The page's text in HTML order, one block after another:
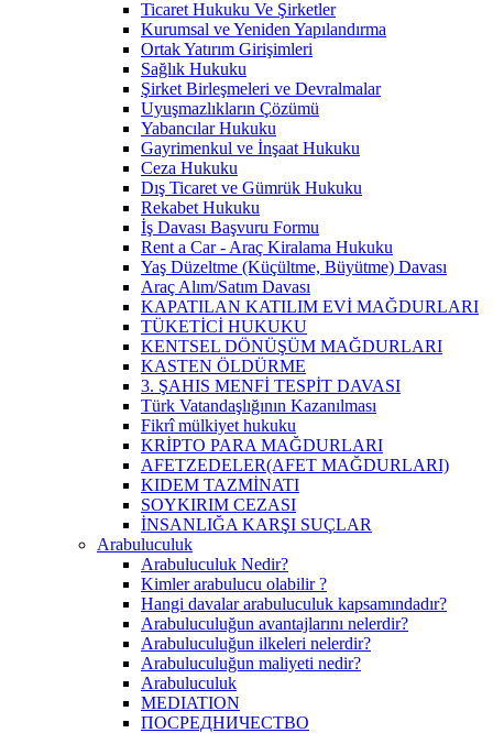
Ticaret Hukuku Ve Şirketler
Kurumsal ve Yeniden Yapılandırma
Ortak Yatırım Girişimleri
Sağlık Hukuku
Şirket Birleşmeleri ve Devralmalar
Uyuşmazlıkların Çözümü
Yabancılar Hukuku
Gayrimenkul ve İnşaat Hukuku
Ceza Hukuku
Dış Ticaret ve Gümrük Hukuku
Rekabet Hukuku
İş Davası Başvuru Formu
Rent a Car - Araç Kiralama Hukuku
Yaş Düzeltme (Küçültme, Büyütme) Davası
Araç Alım/Satım Davası
KAPATILAN KATILIM EVİ MAĞDURLARI
TÜKETİCİ HUKUKU
KENTSEL DÖNÜŞÜM MAĞDURLARI
KASTEN ÖLDÜRME
3. ŞAHIS MENFİ TESPİT DAVASI
Türk Vatandaşlığının Kazanılması
Fikrî mülkiyet hukuku
KRİPTO PARA MAĞDURLARI
AFETZEDELER(AFET MAĞDURLARI)
KIDEM TAZMİNATI
SOYKIRIM CEZASI
İNSANLIĞA KARŞI SUÇLAR
Arabuluculuk
Arabuluculuk Nedir?
Kimler arabulucu olabilir ?
Hangi davalar arabuluculuk kapsamındadır?
Arabuluculuğun avantajlarını nelerdir?
Arabuluculuğun ilkeleri nelerdir?
Arabuluculuğun maliyeti nedir?
Arabuluculuk
MEDIATION
ПОСРЕДНИЧЕСТВО